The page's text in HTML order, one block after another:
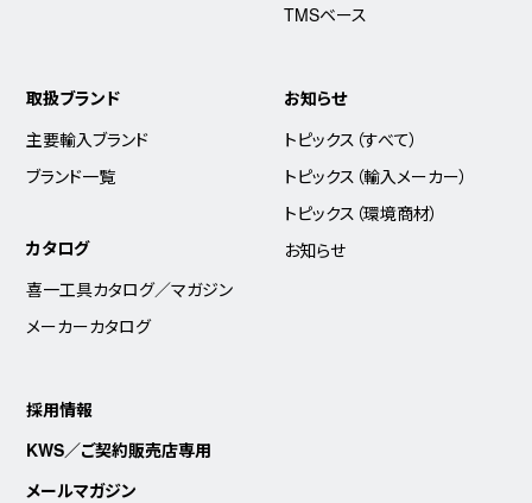
TMSベース
取扱ブランド
主要輸入ブランド
ブランド一覧
カタログ
喜一工具カタログ／マガジン
メーカーカタログ
お知らせ
トピックス（すべて）
トピックス（輸入メーカー）
トピックス（環境商材）
お知らせ
採用情報
KWS／ご契約販売店専用
メールマガジン